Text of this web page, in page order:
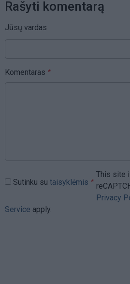
Rašyti komentarą
Jūsų vardas
Komentaras
Sutinku su taisyklėmis
This site
Privacy
Service apply.